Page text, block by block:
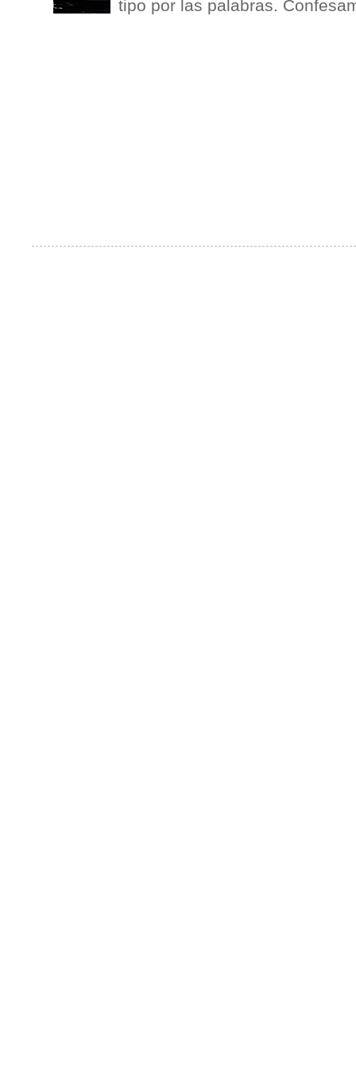
tipo por las palabras.